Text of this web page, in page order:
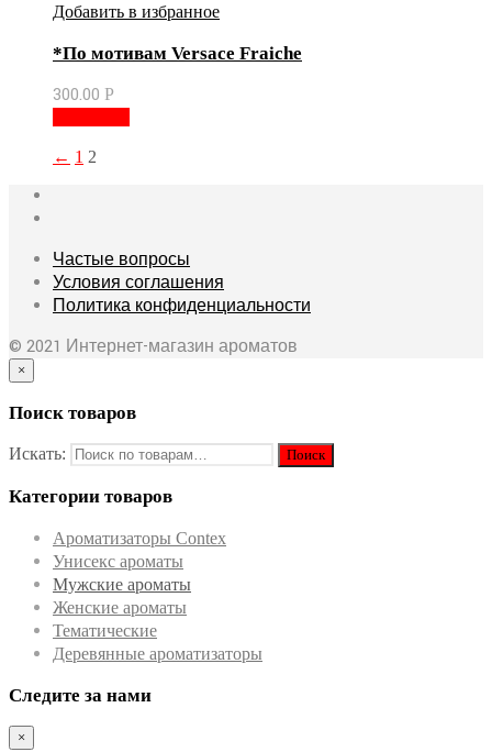
Добавить в избранное
*По мотивам Versace Fraiche
300.00 Р
← 1 2
Частые вопросы
Условия соглашения
Политика конфиденциальности
© 2021 Интернет-магазин ароматов
×
Поиск товаров
Искать:
Категории товаров
Ароматизаторы Contex
Унисекс ароматы
Мужские ароматы
Женские ароматы
Тематические
Деревянные ароматизаторы
Следите за нами
×